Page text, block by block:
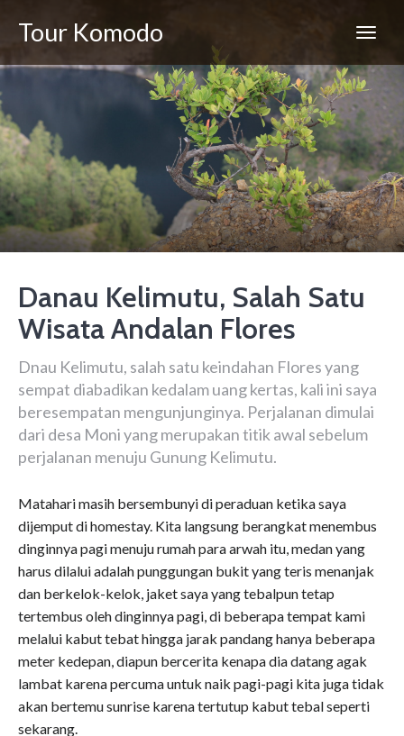
Tour Komodo
Danau Kelimutu, Salah Satu
Wisata Andalan Flores
Dnau Kelimutu, salah satu keindahan Flores yang
sempat diabadikan kedalam uang kertas, kali ini saya
beresempatan mengunjunginya. Perjalanan dimulai
dari desa Moni yang merupakan titik awal sebelum
perjalanan menuju Gunung Kelimutu.
Matahari masih bersembunyi di peraduan ketika saya
dijemput di homestay. Kita langsung berangkat menembus
dinginnya pagi menuju rumah para arwah itu, medan yang
harus dilalui adalah punggungan bukit yang teris menanjak
dan berkelok-kelok, jaket saya yang tebalpun tetap
tertembus oleh dinginnya pagi, di beberapa tempat kami
melalui kabut tebat hingga jarak pandang hanya beberapa
meter kedepan, diapun bercerita kenapa dia datang agak
lambat karena percuma untuk naik pagi-pagi kita juga tidak
akan bertemu sunrise karena tertutup kabut tebal seperti
sekarang.